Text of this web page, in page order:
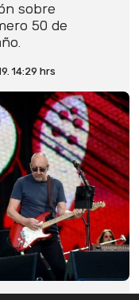
sobre
50 de
14:29 hrs